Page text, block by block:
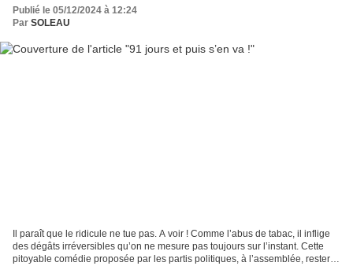
Publié le 05/12/2024 à 12:24
Par SOLEAU
Il paraît que le ridicule ne tue pas. A voir ! Comme l’abus de tabac, il inflige
des dégâts irréversibles qu’on ne mesure pas toujours sur l’instant. Cette
pitoyable comédie proposée par les partis politiques, à l’assemblée, restera